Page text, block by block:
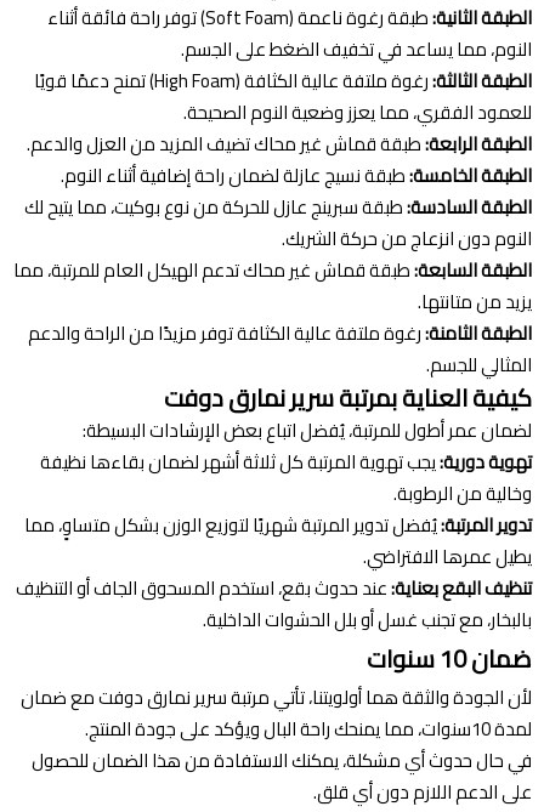
الطبقة الثانية:
طبقة رغوة ناعمة (Soft Foam) توفر راحة فائقة أثناء
النوم، مما يساعد في تخفيف الضغط على الجسم.
الطبقة الثالثة:
رغوة ملتفة عالية الكثافة (High Foam) تمنح دعمًا قويًا
للعمود الفقري، مما يعزز وضعية النوم الصحيحة.
الطبقة الرابعة:طبقة قماش غير محاك تضيف المزيد من العزل والدعم.
الطبقة الخامسة:طبقة نسيج عازلة لضمان راحة إضافية أثناء النوم.
الطبقة السادسة:طبقة سبرينج عازل للحركة من نوع بوكيت، مما يتيح لك
النوم دون انزعاج من حركة الشريك.
الطبقة السابعة:طبقة قماش غير محاك تدعم الهيكل العام للمرتبة، مما
يزيد من متانتها.
الطبقة الثامنة:رغوة ملتفة عالية الكثافة توفر مزيدًا من الراحة والدعم
المثالي للجسم.
كيفية العناية بمرتبة سرير نمارق دوفت
لضمان عمر أطول للمرتبة، يُفضل اتباع بعض الإرشادات البسيطة:
تهوية دورية:يجب تهوية المرتبة كل ثلاثة أشهر لضمان بقاءها نظيفة
وخالية من الرطوبة.
تدوير المرتبة:يُفضل تدوير المرتبة شهريًا لتوزيع الوزن بشكل متساوٍ، مما
يطيل عمرها الافتراضي.
تنظيف البقع بعناية:عند حدوث بقع، استخدم المسحوق الجاف أو التنظيف
بالبخار، مع تجنب غسل أو بلل الحشوات الداخلية.
ضمان 10 سنوات
لأن الجودة والثقة هما أولويتنا، تأتي مرتبة سرير نمارق دوفت مع ضمان
لمدة 10سنوات، مما يمنحك راحة البال ويؤكد على جودة المنتج.
في حال حدوث أي مشكلة، يمكنك الاستفادة من هذا الضمان للحصول
على الدعم اللازم دون أي قلق.